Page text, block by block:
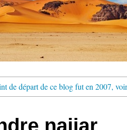
de départ de ce blog fut en 2007,
najjar